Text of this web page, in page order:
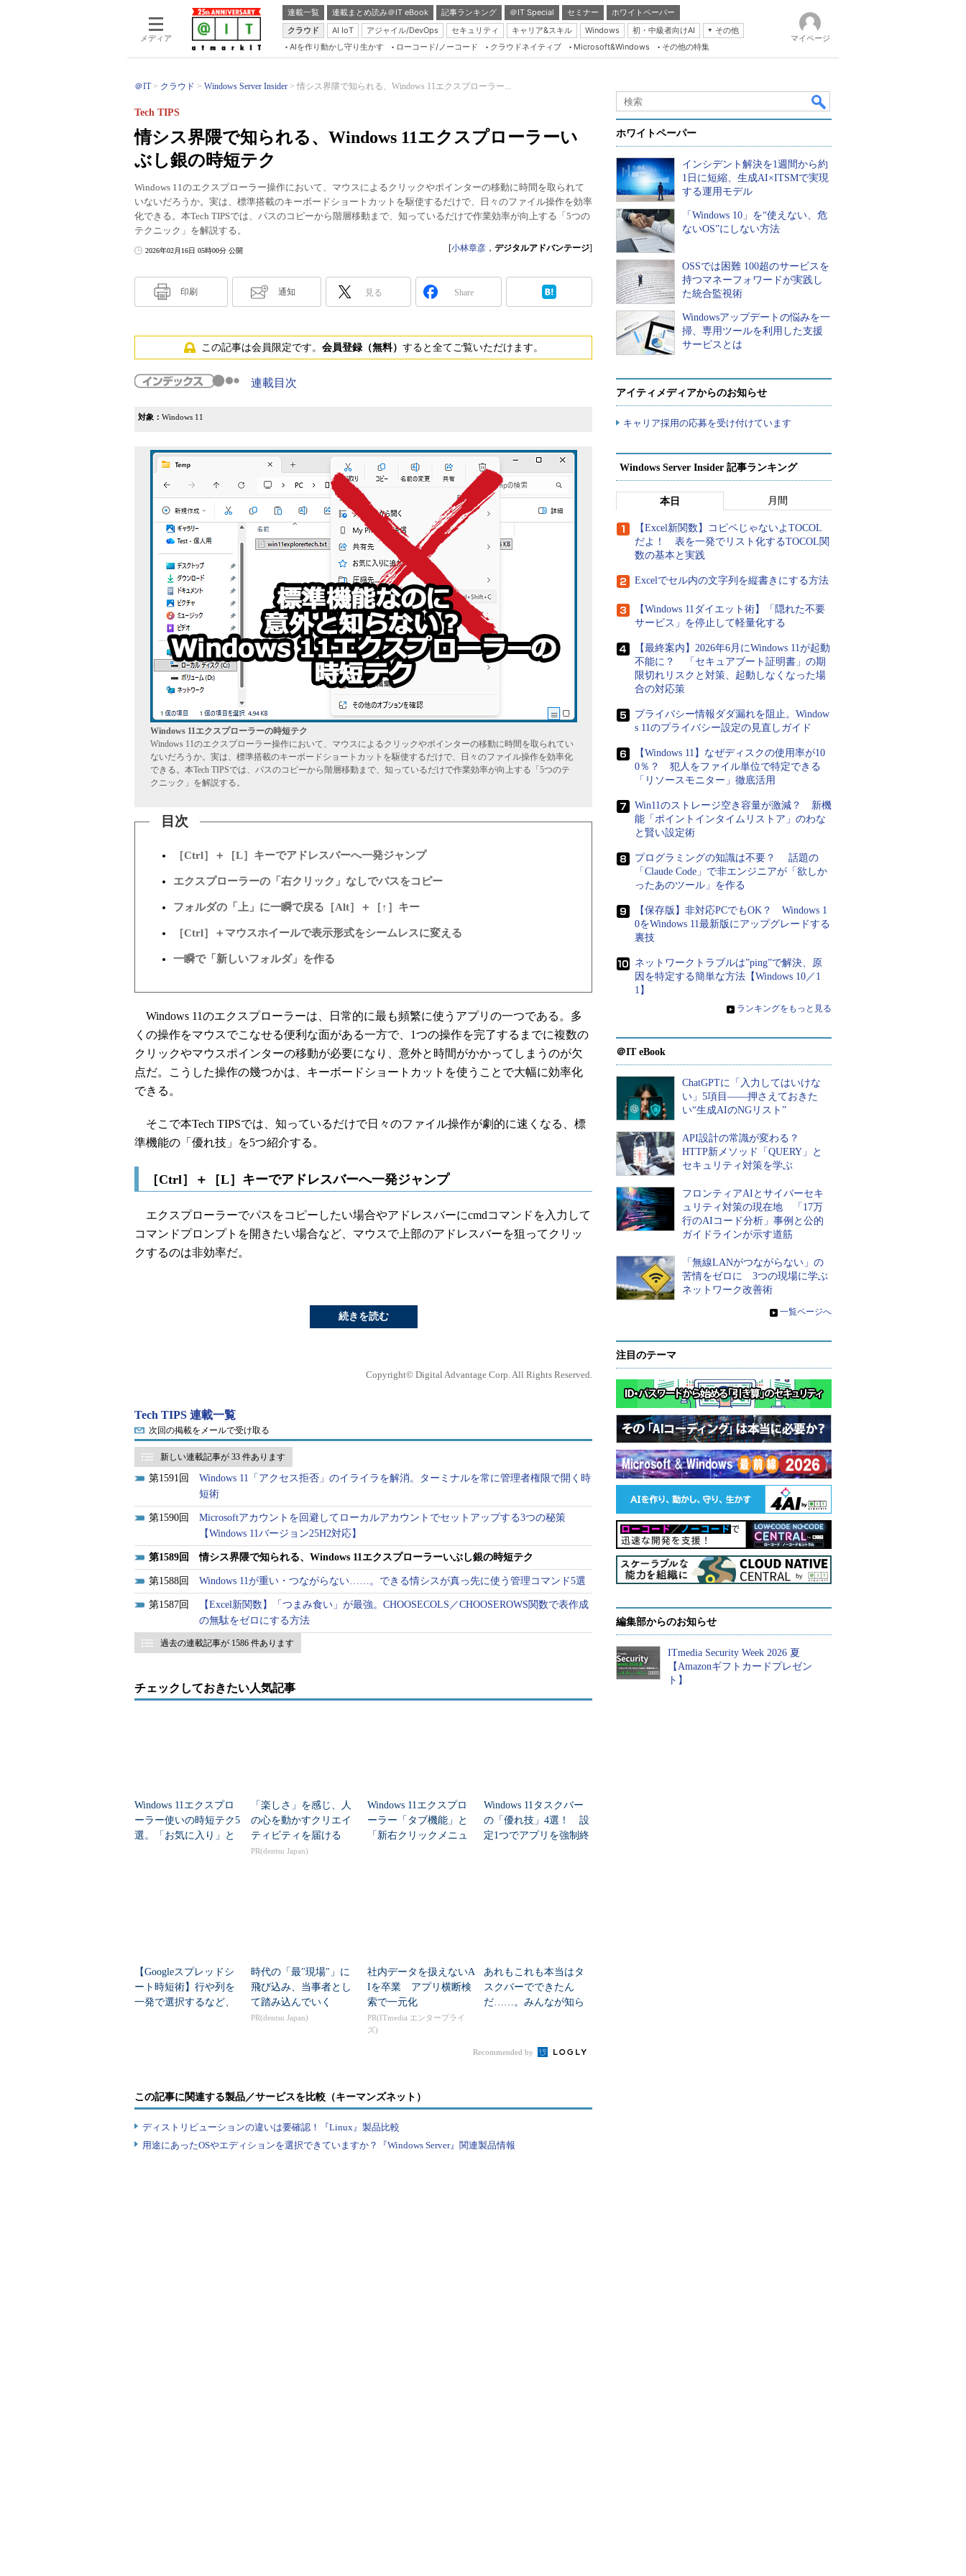
メディア
連載一覧 連載まとめ読み＠IT eBook 記事ランキング ＠IT Special セミナー
ホワイトペーパー
クラウド
AI IoT アジャイル/DevOps セキュリティ キャリア&スキル Windows 初・中級者向けAI
その他
Server & Storage
Java Agile
Database Expert
Linux ＆ OSS
Master of IP Network
Security & Trust
AIを作り動かし守り生かす ローコード/ノーコード クラウドネイティブ Microsoft&Windows その他の特集
マイページ
＠IT クラウド Windows Server Insider 情シス界隈で知られる、Windows 11エクスプローラー...
情シス界隈で知られる、Windows 11エクスプローラーい
ぶし銀の時短テク
Tech TIPS
Windows 11のエクスプローラー操作において、マウスによるクリックやポインターの移動に時間を取られて
いないだろうか。実は、標準搭載のキーボードショートカットを駆使するだけで、日々のファイル操作を効率
化できる。本Tech TIPSでは、パスのコピーから階層移動まで、知っているだけで作業効率が向上する「5つの
テクニック」を解説する。
2026年02月16日 05時00分 公開 [小林章彦 ， デジタルアドバンテージ]
印刷 通知 見る Share
この記事は会員限定です。 会員登録（無料） すると全てご覧いただけます。
連載目次
対象： Windows 11
Windows 11エクスプローラーの時短テク
Windows 11のエクスプローラー操作において、マウスによるクリックやポインターの移動に時間を取られてい
ないだろうか。実は、標準搭載のキーボードショートカットを駆使するだけで、日々のファイル操作を効率化
できる。本Tech TIPSでは、パスのコピーから階層移動まで、知っているだけで作業効率が向上する「5つのテ
クニック」を解説する。
目次
［Ctrl］＋［L］キーでアドレスバーへ一発ジャンプ
エクスプローラーの「右クリック」なしでパスをコピー
フォルダの「上」に一瞬で戻る［Alt］＋［↑］キー
［Ctrl］＋マウスホイールで表示形式をシームレスに変える
一瞬で「新しいフォルダ」を作る
Windows 11のエクスプローラーは、日常的に最も頻繁に使うアプリの一つである。多
くの操作をマウスでこなせる便利な面がある一方で、1つの操作を完了するまでに複数の
クリックやマウスポインターの移動が必要になり、意外と時間がかかってしまうのが欠
点だ。こうした操作の幾つかは、キーボードショートカットを使うことで大幅に効率化
できる。
そこで本Tech TIPSでは、知っているだけで日々のファイル操作が劇的に速くなる、標
準機能の「優れ技」を5つ紹介する。
［Ctrl］＋［L］キーでアドレスバーへ一発ジャンプ
エクスプローラーでパスをコピーしたい場合やアドレスバーにcmdコマンドを入力して
コマンドプロンプトを開きたい場合など、マウスで上部のアドレスバーを狙ってクリッ
クするのは非効率だ。
続きを読む
Copyright© Digital Advantage Corp. All Rights Reserved.
Tech TIPS 連載一覧
次回の掲載をメールで受け取る
新しい連載記事が 33 件あります
1591
Windows 11「アクセス拒否」のイライラを解消。ターミナルを常に管理者権限で開く時
短術
1590
Microsoftアカウントを回避してローカルアカウントでセットアップする3つの秘策
【Windows 11バージョン25H2対応】
1589 情シス界隈で知られる、Windows 11エクスプローラーいぶし銀の時短テク
1588 Windows 11が重い・つながらない……。できる情シスが真っ先に使う管理コマンド5選
1587
【Excel新関数】「つまみ食い」が最強。CHOOSECOLS／CHOOSEROWS関数で表作成
の無駄をゼロにする方法
過去の連載記事が 1586 件あります
チェックしておきたい人気記事
Windows 11エクスプロ
ーラー使いの時短テク5
選。「お気に入り」と
「楽しさ」を感じ、人
の心を動かすクリエイ
ティビティを届ける
PR(dentsu Japan)
Windows 11エクスプロ
ーラー「タブ機能」と
「新右クリックメニュ
Windows 11タスクバー
の「優れ技」4選！ 設
定1つでアプリを強制終
【Googleスプレッドシ
ート時短術】行や列を
一発で選択するなど、
時代の「最"現場"」に
飛び込み、当事者とし
て踏み込んでいく
PR(dentsu Japan)
社内データを扱えないA
Iを卒業 アプリ横断検
索で一元化
PR(ITmedia エンタープライ
ズ)
あれもこれも本当はタ
スクバーでできたん
だ……。みんなが知ら
Recommended by
この記事に関連する製品／サービスを比較（キーマンズネット）
ディストリビューションの違いは要確認！『Linux』製品比較
用途にあったOSやエディションを選択できていますか？『Windows Server』関連製品情報
ホワイトペーパー
インシデント解決を1週間から約
1日に短縮、生成AI×ITSMで実現
する運用モデル
「Windows 10」を“使えない、危
ないOS”にしない方法
OSSでは困難 100超のサービスを
持つマネーフォワードが実践し
た統合監視術
Windowsアップデートの悩みを一
掃、専用ツールを利用した支援
サービスとは
アイティメディアからのお知らせ
キャリア採用の応募を受け付けています
Windows Server Insider 記事ランキング
本日 月間
【Excel新関数】コピペじゃないよTOCOL
だよ！ 表を一発でリスト化するTOCOL関
数の基本と実践
Excelでセル内の文字列を縦書きにする方法
【Windows 11ダイエット術】「隠れた不要
サービス」を停止して軽量化する
【最終案内】2026年6月にWindows 11が起動
不能に？ 「セキュアブート証明書」の期
限切れリスクと対策、起動しなくなった場
合の対応策
プライバシー情報ダダ漏れを阻止。Window
s 11のプライバシー設定の見直しガイド
【Windows 11】なぜディスクの使用率が10
0％？ 犯人をファイル単位で特定できる
「リソースモニター」徹底活用
Win11のストレージ空き容量が激減？ 新機
能「ポイントインタイムリストア」のわな
と賢い設定術
プログラミングの知識は不要？ 話題の
「Claude Code」で非エンジニアが「欲しか
ったあのツール」を作る
【保存版】非対応PCでもOK？ Windows 1
0をWindows 11最新版にアップグレードする
裏技
ネットワークトラブルは”ping”で解決、原
因を特定する簡単な方法【Windows 10／1
1】
» ランキングをもっと見る
＠IT eBook
ChatGPTに「入力してはいけな
い」5項目――押さえておきた
い“生成AIのNGリスト”
API設計の常識が変わる？
HTTP新メソッド「QUERY」と
セキュリティ対策を学ぶ
フロンティアAIとサイバーセキ
ュリティ対策の現在地 「17万
行のAIコード分析」事例と公的
ガイドラインが示す道筋
「無線LANがつながらない」の
苦情をゼロに 3つの現場に学ぶ
ネットワーク改善術
» 一覧ページへ
注目のテーマ
編集部からのお知らせ
ITmedia Security Week 2026 夏
【Amazonギフトカードプレゼン
ト】